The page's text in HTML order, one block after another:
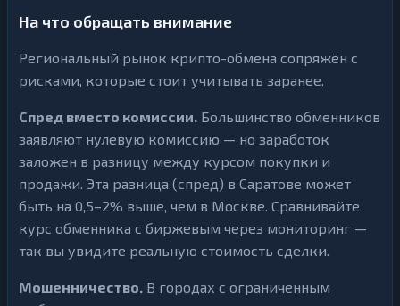
На что обращать внимание
Региональный рынок крипто-обмена сопряжён с
рисками, которые стоит учитывать заранее.
Спред вместо комиссии. Большинство обменников
заявляют нулевую комиссию — но заработок
заложен в разницу между курсом покупки и
продажи. Эта разница (спред) в Саратове может
быть на 0,5–2% выше, чем в Москве. Сравнивайте
курс обменника с биржевым через мониторинг —
так вы увидите реальную стоимость сделки.
Мошенничество. В городах с ограниченным